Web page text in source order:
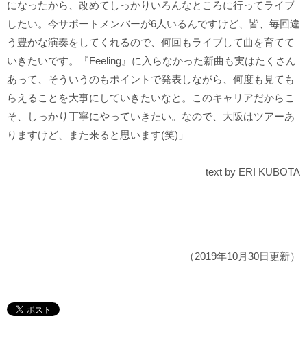
になったから、改めてしっかりいろんなところに行ってライブ
したい。今サポートメンバーが6人いるんですけど、皆、毎回違
う豊かな演奏をしてくれるので、何回もライブして曲を育てて
いきたいです。『Feeling』に入らなかった新曲も実はたくさん
あって、そういうのもポイントで発表しながら、何度も見ても
らえることを大事にしていきたいなと。このキャリアだからこ
そ、しっかり丁寧にやっていきたい。なので、大阪はツアーあ
りますけど、また来ると思います(笑)」
text by ERI KUBOTA
（2019年10月30日更新）